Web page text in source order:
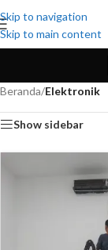
Skip to navigation
Skip to main content
Beranda/Elektronik
Show sidebar